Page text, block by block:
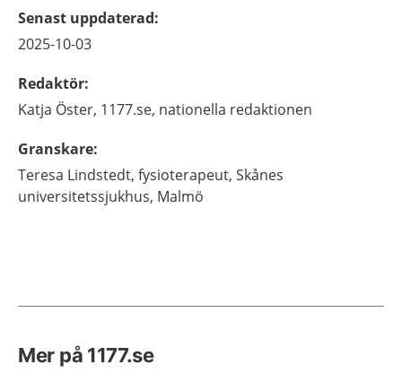
Senast uppdaterad:
2025-10-03
Redaktör:
Katja Öster, 1177.se, nationella redaktionen
Granskare:
Teresa Lindstedt, fysioterapeut, Skånes
universitetssjukhus, Malmö
Mer på 1177.se